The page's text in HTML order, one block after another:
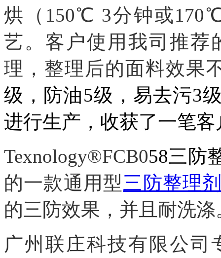
烘（150℃ 3分钟或
艺。 客户使用我司推荐
理，整理后的面料效果
级，防油5级，易去污3
进行生产，收获了一笔
Texnology®FCB058三 防
的一款通用型三防整理
的三防效果，并且耐洗涤
广州联庄科技有限公司